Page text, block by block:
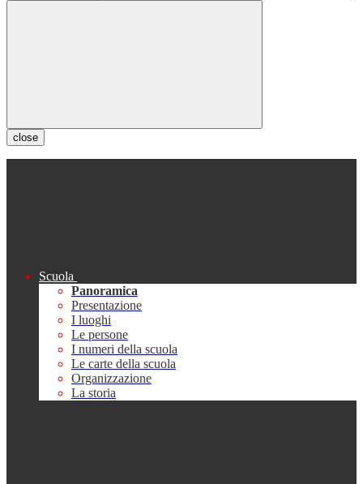
close
Scuola
Panoramica
Presentazione
I luoghi
Le persone
I numeri della scuola
Le carte della scuola
Organizzazione
La storia